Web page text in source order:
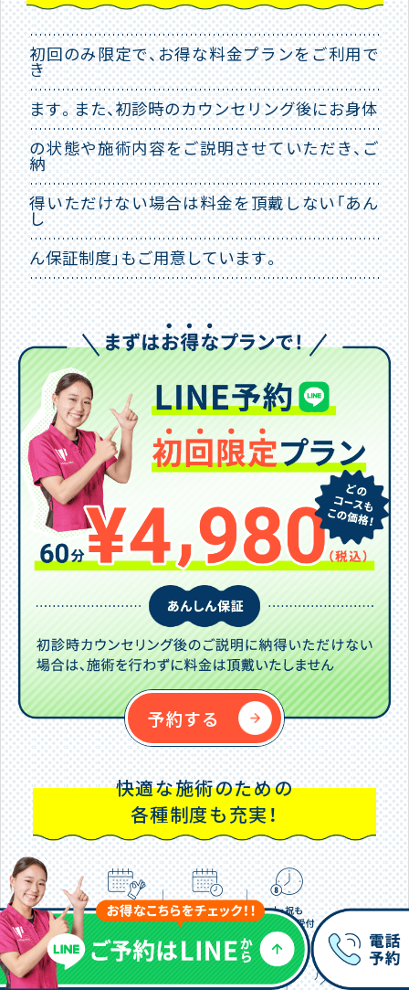
初回のみ限定で、お得な料金プランをご利用で
き
ます。また、初診時のカウンセリング後にお身体
の状態や施術内容をご説明させていただき、ご
納
得いただけない場合は料金を頂戴しない「あん
し
ん保証制度」もご用意しています。
予約する
快適な施術のための
各種制度も充実！